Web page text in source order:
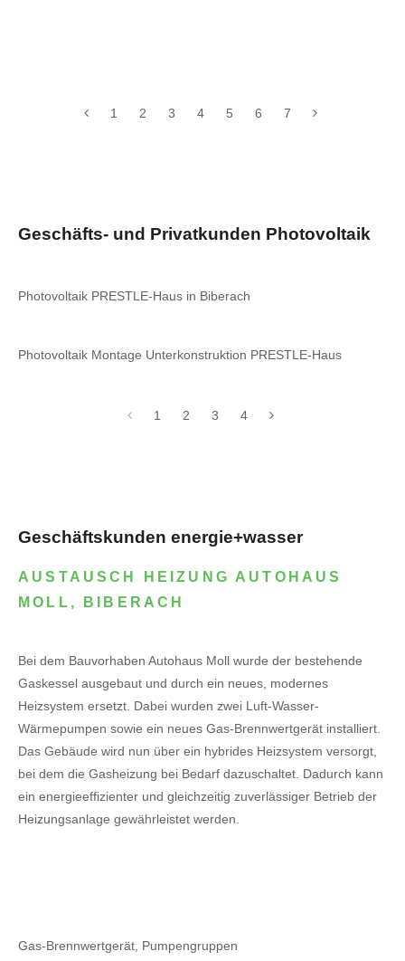
1 2 3 4 5 6 7
Geschäfts- und Privatkunden Photovoltaik
Photovoltaik PRESTLE-Haus in Biberach
Photovoltaik Montage Unterkonstruktion PRESTLE-Haus
1 2 3 4
Geschäftskunden energie+wasser
AUSTAUSCH HEIZUNG AUTOHAUS
MOLL, BIBERACH
Bei dem Bauvorhaben Autohaus Moll wurde der bestehende
Gaskessel ausgebaut und durch ein neues, modernes
Heizsystem ersetzt. Dabei wurden zwei Luft-Wasser-
Wärmepumpen sowie ein neues Gas-Brennwertgerät installiert.
Das Gebäude wird nun über ein hybrides Heizsystem versorgt,
bei dem die Gasheizung bei Bedarf dazuschaltet. Dadurch kann
ein energieeffizienter und gleichzeitig zuverlässiger Betrieb der
Heizungsanlage gewährleistet werden.
Gas-Brennwertgerät, Pumpengruppen